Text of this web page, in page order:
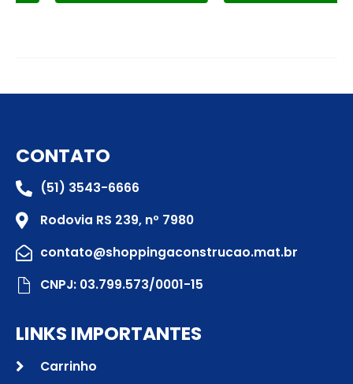
CONTATO
(51) 3543-6666
Rodovia RS 239, nº 7980
contato@shoppingaconstrucao.mat.br
CNPJ: 03.799.573/0001-15
LINKS IMPORTANTES
Carrinho